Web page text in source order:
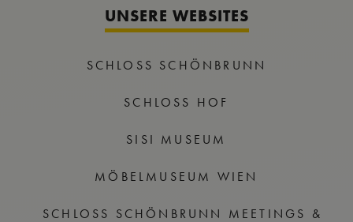
UNSERE WEBSITES
SCHLOSS SCHÖNBRUNN
SCHLOSS HOF
SISI MUSEUM
MÖBELMUSEUM WIEN
SCHLOSS SCHÖNBRUNN MEETINGS &